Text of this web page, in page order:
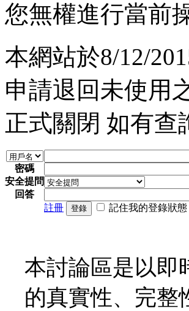
您無權進行當前
本網站於8/12/
申請退回未使用
正式關閉 如有查
密碼
安全提問
回答
註冊
登錄 記住我的登錄狀態
本討論區是以即
的真實性、完整